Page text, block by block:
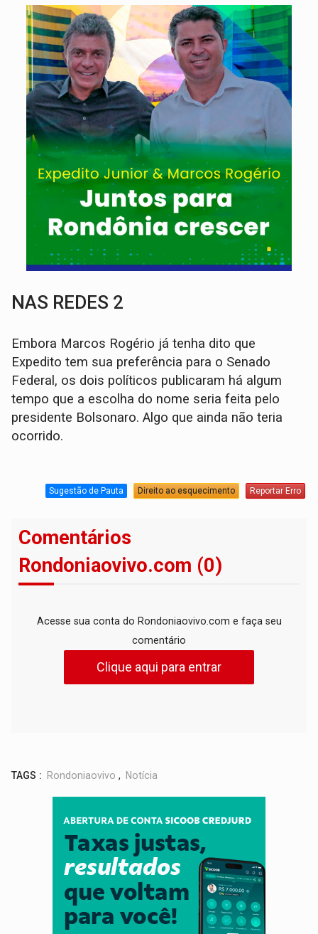
NAS REDES 2
Embora Marcos Rogério já tenha dito que
Expedito tem sua preferência para o Senado
Federal, os dois políticos publicaram há algum
tempo que a escolha do nome seria feita pelo
presidente Bolsonaro. Algo que ainda não teria
ocorrido.
Sugestão de Pauta Direito ao esquecimento Reportar Erro
Comentários
Rondoniaovivo.com (0)
Acesse sua conta do Rondoniaovivo.com e faça seu
comentário
Clique aqui para entrar
TAGS : Rondoniaovivo , Notícia